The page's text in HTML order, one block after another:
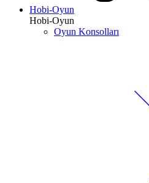
Hobi-Oyun
Hobi-Oyun
Oyun Konsolları